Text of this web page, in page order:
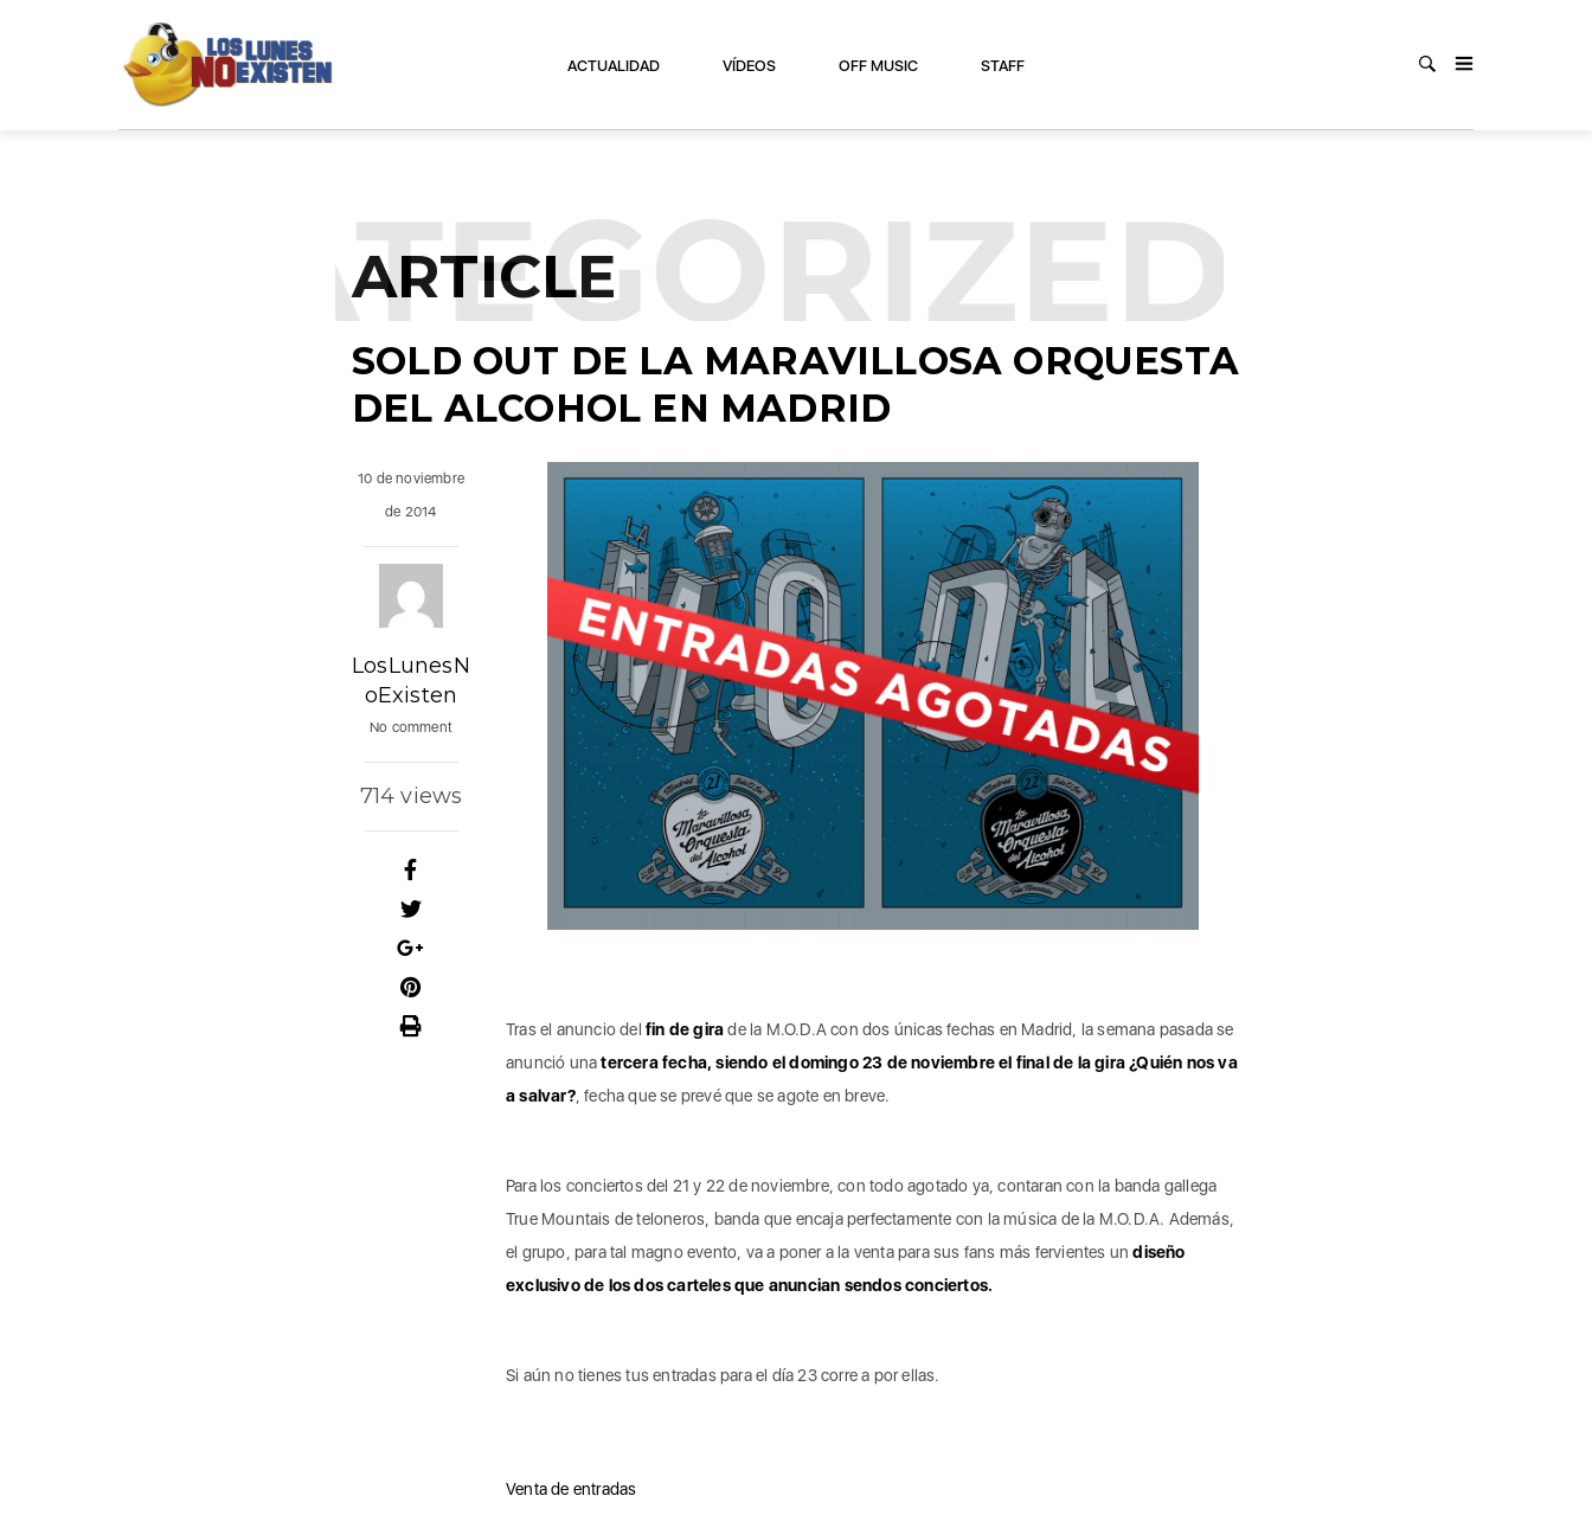
ACTUALIDAD VÍDEOS OFF MUSIC STAFF
ARTICLE
SOLD OUT DE LA MARAVILLOSA ORQUESTA
DEL ALCOHOL EN MADRID
Tras el anuncio del fin de girade la M.O.D.A con dos únicas fechas en Madrid, la semana pasada se
anunció unatercera fecha, siendo el domingo 23 de noviembre el final de la gira ¿Quién nos va
a salvar?, fecha que se prevé que se agote en breve.
Para los conciertos del 21 y 22 de noviembre, con todo agotado ya, contaran con la banda gallega
True Mountais de teloneros, banda que encaja perfectamente con la música de la M.O.D.A. Además,
el grupo, para tal magno evento, va a poner a la venta para sus fans más fervientes undiseño
exclusivo de los dos carteles que anuncian sendos conciertos.
Si aún no tienes tus entradas para el día 23 corre a por ellas.
Venta de entradas
10 de noviembre
de 2014
LosLunesN
oExisten
No comment
714 views